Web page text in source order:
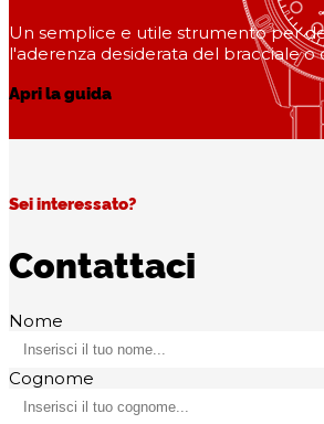
Un semplice e utile strumento per
l'aderenza desiderata del bracciale o
Apri la guida
Sei interessato?
Contattaci
Nome
Cognome